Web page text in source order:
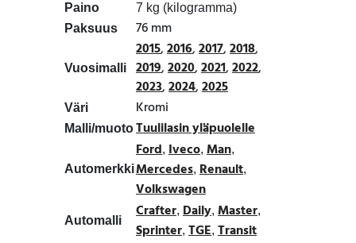
Paino
7 kg (kilogramma)
Paksuus
76 mm
Vuosimalli
2015,2016,2017,2018,
2019,2020,2021,2022,
2023,2024,2025
Väri Kromi
Malli/muotoTuulilasin yläpuolelle
Automerkki
Ford, Iveco, Man,
Mercedes, Renault,
Volkswagen
Automalli Crafter, Daily, Master,
Sprinter, TGE, Transit